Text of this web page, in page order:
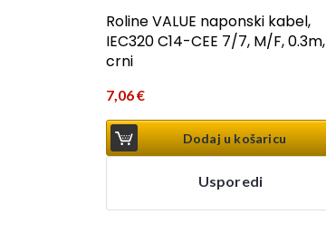
Roline VALUE naponski kabel,
IEC320 C14-CEE 7/7, M/F, 0.3m,
crni
7,06€
Dodaj u košaricu
Usporedi